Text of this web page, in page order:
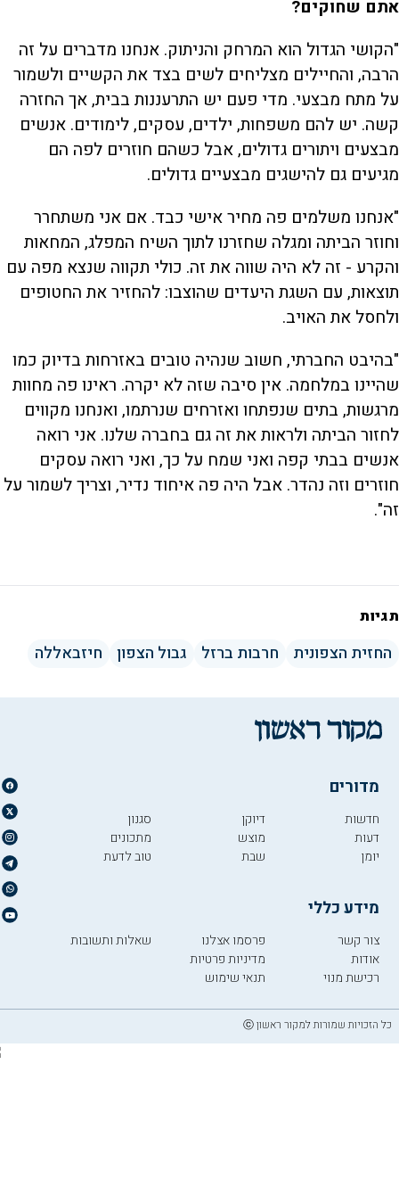
אתם שחוקים?
"הקושי הגדול הוא המרחק והניתוק. אנחנו מדברים על זה
הרבה, והחיילים מצליחים לשים בצד את הקשיים ולשמור
על מתח מבצעי. מדי פעם יש התרעננות בבית, אך החזרה
קשה. יש להם משפחות, ילדים, עסקים, לימודים. אנשים
מבצעים ויתורים גדולים, אבל כשהם חוזרים לפה הם
מגיעים גם להישגים מבצעיים גדולים.
"אנחנו משלמים פה מחיר אישי כבד. אם אני משתחרר
וחוזר הביתה ומגלה שחזרנו לתוך השיח המפלג, המחאות
והקרע - זה לא היה שווה את זה. כולי תקווה שנצא מפה עם
תוצאות, עם השגת היעדים שהוצבו: להחזיר את החטופים
ולחסל את האויב.
"בהיבט החברתי, חשוב שנהיה טובים באזרחות בדיוק כמו
שהיינו במלחמה. אין סיבה שזה לא יקרה. ראינו פה מחוות
מרגשות, בתים שנפתחו ואזרחים שנרתמו, ואנחנו מקווים
לחזור הביתה ולראות את זה גם בחברה שלנו. אני רואה
אנשים בבתי קפה ואני שמח על כך, ואני רואה עסקים
חוזרים וזה נהדר. אבל היה פה איחוד נדיר, וצריך לשמור על
זה".
תגיות
החזית הצפונית חרבות ברזל גבול הצפון חיזבאללה
מדורים
חדשות
דעות
יומן
דיוקן
מוצש
שבת
סגנון
מתכונים
טוב לדעת
מידע כללי
צור קשר
אודות
רכישת מנוי
פרסמו אצלנו
מדיניות פרטיות
תנאי שימוש
שאלות ותשובות
כל הזכויות שמורות למקור ראשון ⓒ